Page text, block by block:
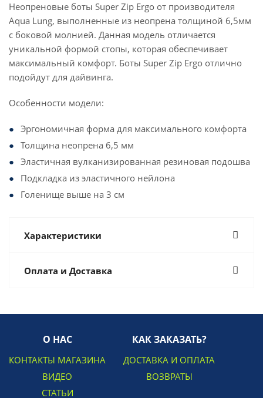
Неопреновые боты Super Zip Ergo от производителя
Aqua Lung, выполненные из неопрена толщиной 6,5мм
с боковой молнией. Данная модель отличается
уникальной формой стопы, которая обеспечивает
максимальный комфорт. Боты Super Zip Ergo отлично
подойдут для дайвинга.
Особенности модели:
Эргономичная форма для максимального комфорта
Толщина неопрена 6,5 мм
Эластичная вулканизированная резиновая подошва
Подкладка из эластичного нейлона
Голенище выше на 3 см
Характеристики
Оплата и Доставка
О НАС
КОНТАКТЫ МАГАЗИНА
ВИДЕО
СТАТЬИ
КАК ЗАКАЗАТЬ?
ДОСТАВКА И ОПЛАТА
ВОЗВРАТЫ